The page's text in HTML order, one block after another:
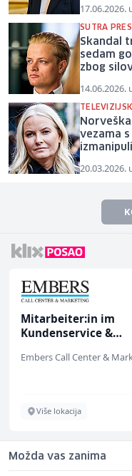
17.06.2026.
SUTRA
Skandal
sedam
zbog
14.06.2026.
vezama
20.03.2026.
Mitarbeiter:in im
Kundenservice &
Više lokacija
Možda vas zanima